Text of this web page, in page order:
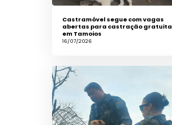
Castramóvel segue com vagas
abertas para castração gratuita
em Tamoios
16/07/2026